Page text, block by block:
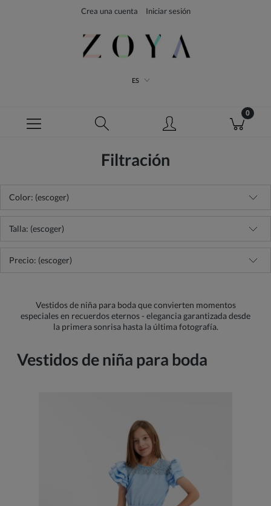
Crea una cuenta Iniciar sesión
ES
Filtración
Color: (escoger)
Talla: (escoger)
Precio: (escoger)
Vestidos de niña para boda que convierten momentos
especiales en recuerdos eternos - elegancia garantizada desde
la primera sonrisa hasta la última fotografía.
Vestidos de niña para boda